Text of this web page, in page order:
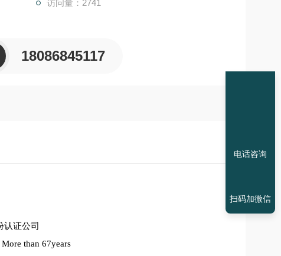
访问量：2741
18086845117
认证公司
More than 67years
电话咨询
扫码加微信